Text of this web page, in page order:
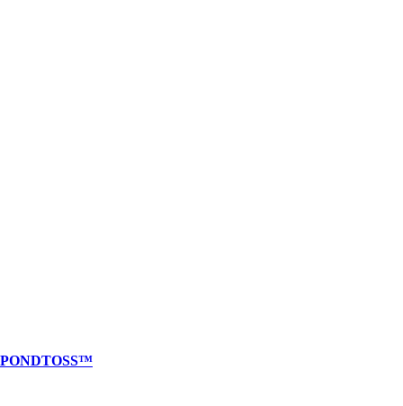
PONDTOSS™